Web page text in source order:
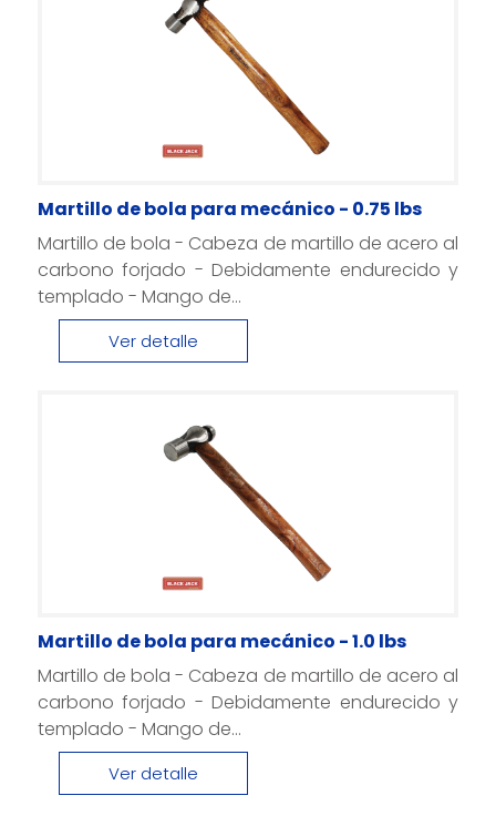
Martillo de bola para mecánico - 0.75 lbs
Martillo de bola - Cabeza de martillo de acero al
carbono forjado - Debidamente endurecido y
templado - Mango de...
Ver detalle
Martillo de bola para mecánico - 1.0 lbs
Martillo de bola - Cabeza de martillo de acero al
carbono forjado - Debidamente endurecido y
templado - Mango de...
Ver detalle